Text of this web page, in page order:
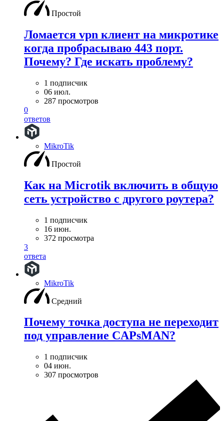
Простой
Ломается vpn клиент на микротике
когда пробрасываю 443 порт.
Почему? Где искать проблему?
1 подписчик
06 июл.
287 просмотров
0
ответов
MikroTik
Простой
Как на Microtik включить в общую
сеть устройство с другого роутера?
1 подписчик
16 июн.
372 просмотра
3
ответа
MikroTik
Средний
Почему точка доступа не переходит
под управление CAPsMAN?
1 подписчик
04 июн.
307 просмотров